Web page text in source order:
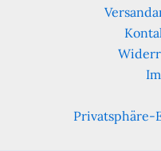
Privatsphäre-